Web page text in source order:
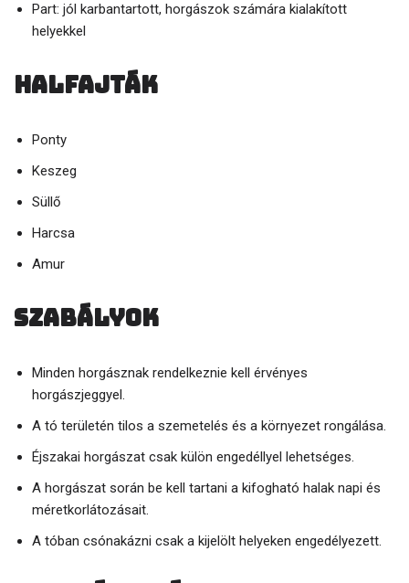
Part: jól karbantartott, horgászok számára kialakított
helyekkel
Halfajták
Ponty
Keszeg
Süllő
Harcsa
Amur
Szabályok
Minden horgásznak rendelkeznie kell érvényes
horgászjeggyel.
A tó területén tilos a szemetelés és a környezet rongálása.
Éjszakai horgászat csak külön engedéllyel lehetséges.
A horgászat során be kell tartani a kifogható halak napi és
méretkorlátozásait.
A tóban csónakázni csak a kijelölt helyeken engedélyezett.